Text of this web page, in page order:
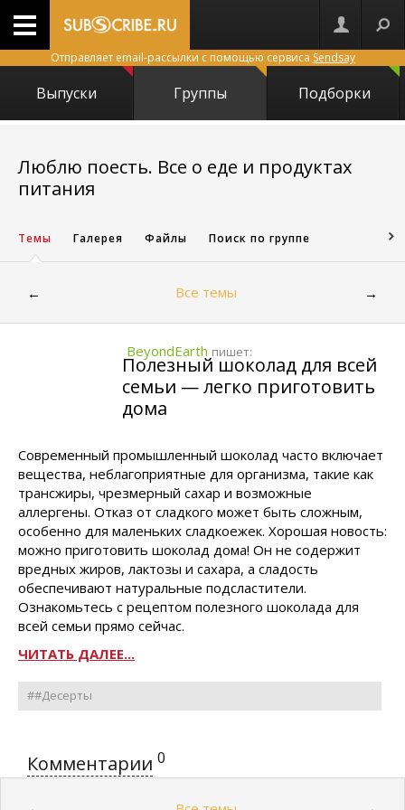
Отправляет email-рассылки с помощью сервиса Sendsay
Выпуски Группы Подборки
Люблю поесть. Все о еде и продуктах
питания
Темы Галерея Файлы Поиск по группе
← Все темы →
BeyondEarth пишет:
Полезный шоколад для всей
семьи — легко приготовить
дома
Современный промышленный шоколад часто включает
вещества, неблагоприятные для организма, такие как
трансжиры, чрезмерный сахар и возможные
аллергены. Отказ от сладкого может быть сложным,
особенно для маленьких сладкоежек. Хорошая новость:
можно приготовить шоколад дома! Он не содержит
вредных жиров, лактозы и сахара, а сладость
обеспечивают натуральные подсластители.
Ознакомьтесь с рецептом полезного шоколада для
всей семьи прямо сейчас.
ЧИТАТЬ ДАЛЕЕ...
##Десерты
Комментарии 0